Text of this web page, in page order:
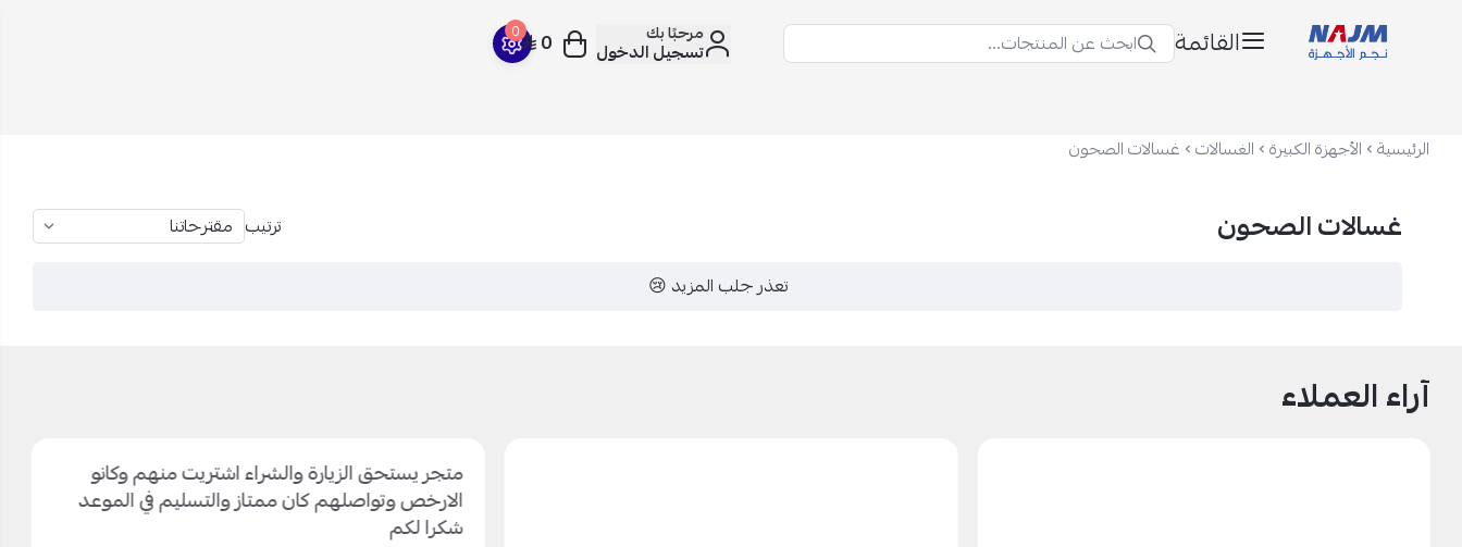
القائمة ابحث عن المنتجات... مرحبًا بك
تسجيل الدخول
0 0
الرئيسية الأجهزة الكبيرة الغسالات غسالات الصحون
غسالات الصحون
ترتيب
تعذر جلب المزيد 😢
آراء العملاء
متجر يستحق الزيارة والشراء اشتريت منهم وكانو
الارخص وتواصلهم كان ممتاز والتسليم في الموعد
شكرا لكم